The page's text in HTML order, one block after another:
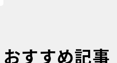
おすすめ記事